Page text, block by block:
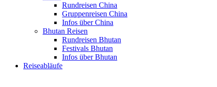
Rundreisen China
Gruppenreisen China
Infos über China
Bhutan Reisen
Rundreisen Bhutan
Festivals Bhutan
Infos über Bhutan
Reiseabläufe